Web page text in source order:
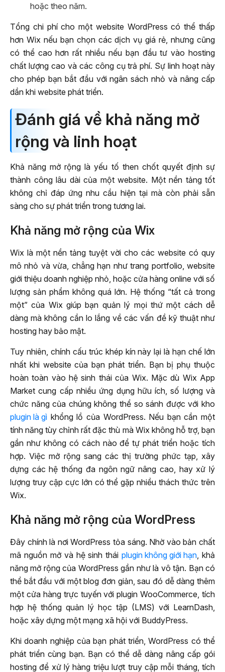
hoặc theo năm.
Tổng chi phí cho một website WordPress có thể thấp
hơn Wix nếu bạn chọn các dịch vụ giá rẻ, nhưng cũng
có thể cao hơn rất nhiều nếu bạn đầu tư vào hosting
chất lượng cao và các công cụ trả phí. Sự linh hoạt này
cho phép bạn bắt đầu với ngân sách nhỏ và nâng cấp
dần khi website phát triển.
Đánh giá về khả năng mở
rộng và linh hoạt
Khả năng mở rộng là yếu tố then chốt quyết định sự
thành công lâu dài của một website. Một nền tảng tốt
không chỉ đáp ứng nhu cầu hiện tại mà còn phải sẵn
sàng cho sự phát triển trong tương lai.
Khả năng mở rộng của Wix
Wix là một nền tảng tuyệt vời cho các website có quy
mô nhỏ và vừa, chẳng hạn như trang portfolio, website
giới thiệu doanh nghiệp nhỏ, hoặc cửa hàng online với số
lượng sản phẩm không quá lớn. Hệ thống “tất cả trong
một” của Wix giúp bạn quản lý mọi thứ một cách dễ
dàng mà không cần lo lắng về các vấn đề kỹ thuật như
hosting hay bảo mật.
Tuy nhiên, chính cấu trúc khép kín này lại là hạn chế lớn
nhất khi website của bạn phát triển. Bạn bị phụ thuộc
hoàn toàn vào hệ sinh thái của Wix. Mặc dù Wix App
Market cung cấp nhiều ứng dụng hữu ích, số lượng và
chức năng của chúng không thể so sánh được với kho
plugin là gì khổng lồ của WordPress. Nếu bạn cần một
tính năng tùy chỉnh rất đặc thù mà Wix không hỗ trợ, bạn
gần như không có cách nào để tự phát triển hoặc tích
hợp. Việc mở rộng sang các thị trường phức tạp, xây
dựng các hệ thống đa ngôn ngữ nâng cao, hay xử lý
lượng truy cập cực lớn có thể gặp nhiều thách thức trên
Wix.
Khả năng mở rộng của WordPress
Đây chính là nơi WordPress tỏa sáng. Nhờ vào bản chất
mã nguồn mở và hệ sinh tháiplugin không giới hạn , khả
năng mở rộng của WordPress gần như là vô tận. Bạn có
thể bắt đầu với một blog đơn giản, sau đó dễ dàng thêm
một cửa hàng trực tuyến với plugin WooCommerce, tích
hợp hệ thống quản lý học tập (LMS) với LearnDash,
hoặc xây dựng một mạng xã hội với BuddyPress.
Khi doanh nghiệp của bạn phát triển, WordPress có thể
phát triển cùng bạn. Bạn có thể dễ dàng nâng cấp gói
hosting để xử lý hàng triệu lượt truy cập mỗi tháng, tích